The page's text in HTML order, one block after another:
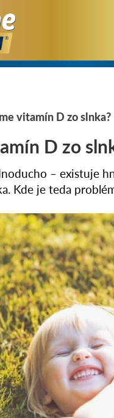
vitamín D zo slnka?
D zo
– existuje
Kde je teda